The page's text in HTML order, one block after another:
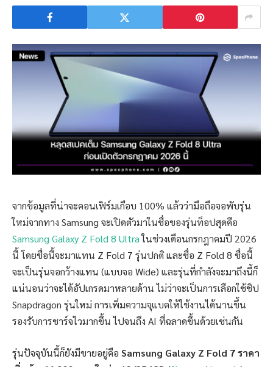
จากข้อมูลที่น่าจะคอนเฟิร์มเกือบ 100% แล้วว่ามือถือจอพับรุ่น
ใหม่จากทาง Samsung จะเปิดตัวมาในชื่อของรุ่นท็อปสุดคือ
Samsung Galaxy Z Fold 8 Ultraในช่วงเดือนกรกฎาคมปี 2026
นี้ โดยชื่อนี้จะมาแทน Z Fold 7 รุ่นปกติ และชื่อ Z Fold 8 ชื่อนี้
จะเป็นรุ่นจอกว้างแทน (แบบจอ Wide) และรุ่นที่กำลังจะมาถึงนี้ก็
แน่นอนว่าจะได้อัปเกรดมาหลายด้าน ไม่ว่าจะเป็นการเลือกใช้ชิป
Snapdragon รุ่นใหม่ การเพิ่มความจุแบตให้ใช้งานได้นานขึ้น
รองรับการชาร์จไวมากขึ้น ไปจนถึง AI ที่ฉลาดขึ้นด้วยเช่นกัน
รุ่นปัจจุบันนี้ก็ยังมีขายอยู่คือ Samsung Galaxy Z Fold 7ราคา